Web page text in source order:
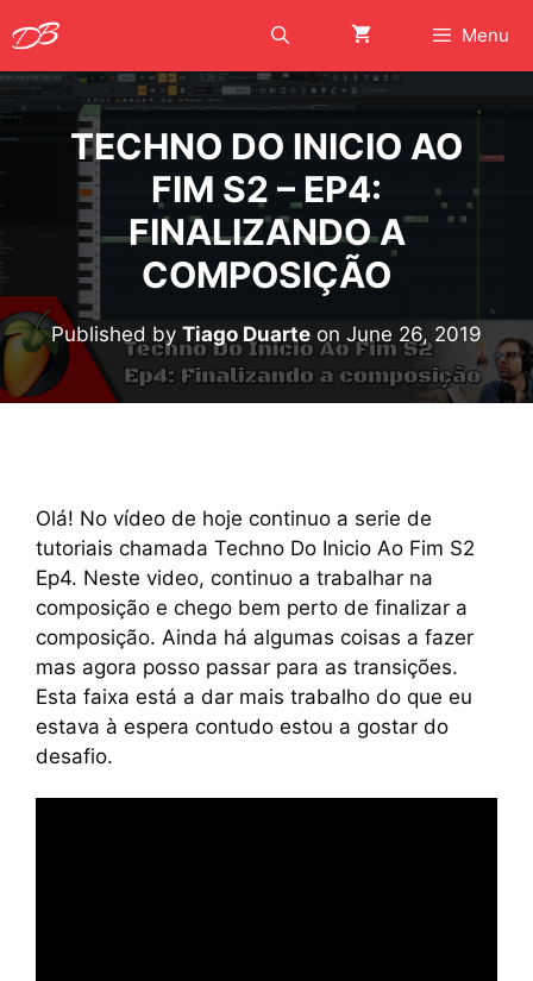
to
content
Menu
TECHNO DO INICIO AO
FIM S2 – EP4:
FINALIZANDO A
COMPOSIÇÃO
Published by Tiago Duarte on June 26, 2019
Olá! No vídeo de hoje continuo a serie de
tutoriais chamada Techno Do Inicio Ao Fim S2
Ep4. Neste video, continuo a trabalhar na
composição e chego bem perto de finalizar a
composição. Ainda há algumas coisas a fazer
mas agora posso passar para as transições.
Esta faixa está a dar mais trabalho do que eu
estava à espera contudo estou a gostar do
desafio.